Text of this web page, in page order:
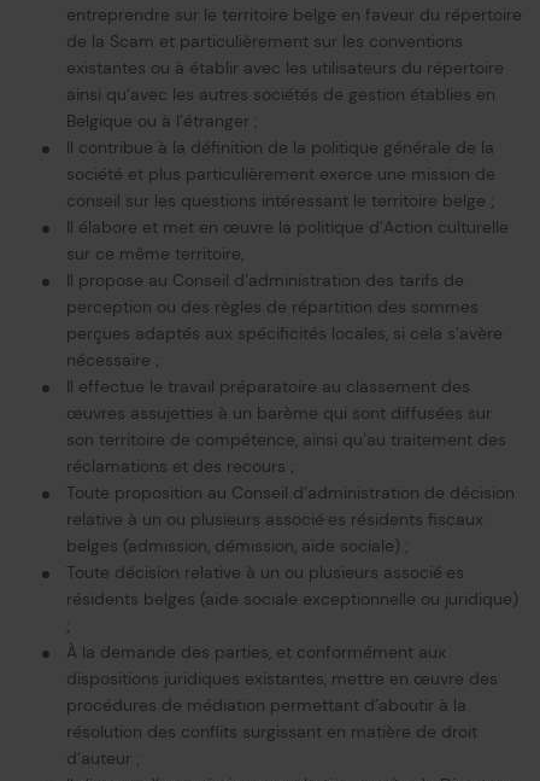
entreprendre sur le territoire belge en faveur du répertoire
de la Scam et particulièrement sur les conventions
existantes ou à établir avec les utilisateurs du répertoire
ainsi qu’avec les autres sociétés de gestion établies en
Belgique ou à l’étranger ;
Il contribue à la définition de la politique générale de la
société et plus particulièrement exerce une mission de
conseil sur les questions intéressant le territoire belge ;
Il élabore et met en œuvre la politique d’Action culturelle
sur ce même territoire,
Il propose au Conseil d’administration des tarifs de
perception ou des règles de répartition des sommes
perçues adaptés aux spécificités locales, si cela s’avère
nécessaire ;
Il effectue le travail préparatoire au classement des
œuvres assujetties à un barème qui sont diffusées sur
son territoire de compétence, ainsi qu’au traitement des
réclamations et des recours ;
Toute proposition au Conseil d’administration de décision
relative à un ou plusieurs associé·es résidents fiscaux
belges (admission, démission, aide sociale) ;
Toute décision relative à un ou plusieurs associé·es
résidents belges (aide sociale exceptionnelle ou juridique)
;
À la demande des parties, et conformément aux
dispositions juridiques existantes, mettre en œuvre des
procédures de médiation permettant d’aboutir à la
résolution des conflits surgissant en matière de droit
d’auteur ;